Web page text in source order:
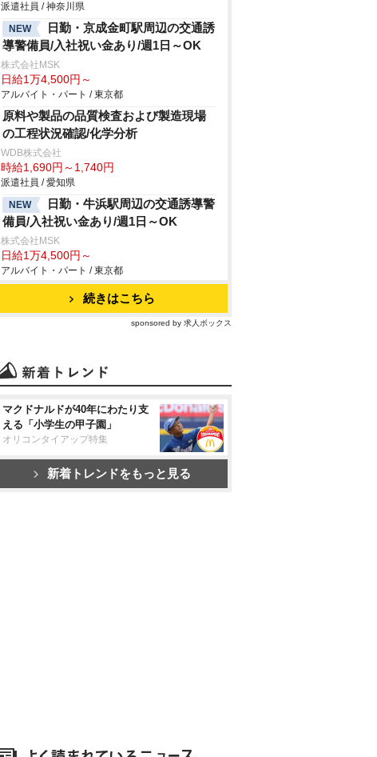
派遣社員 / 神奈川県
NEW
日勤・京成金町駅周辺の交通誘
導警備員/入社祝い金あり/週1日～OK
株式会社MSK
日給1万4,500円～
アルバイト・パート / 東京都
原料や製品の品質検査および製造現場
の工程状況確認/化学分析
WDB株式会社
時給1,690円～1,740円
派遣社員 / 愛知県
NEW
日勤・牛浜駅周辺の交通誘導警
備員/入社祝い金あり/週1日～OK
株式会社MSK
日給1万4,500円～
アルバイト・パート / 東京都
続きはこちら
sponsored by 求人ボックス
マクドナルドが40年にわたり支
える「小学生の甲子園」
オリコンタイアップ特集
新着トレンドをもっと見る